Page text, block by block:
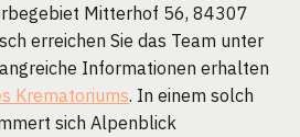
Mitterhof 56, 84307
erreichen Sie das Team unter
Informationen erhalten
Krematoriums. In einem solch
sich Alpenblick